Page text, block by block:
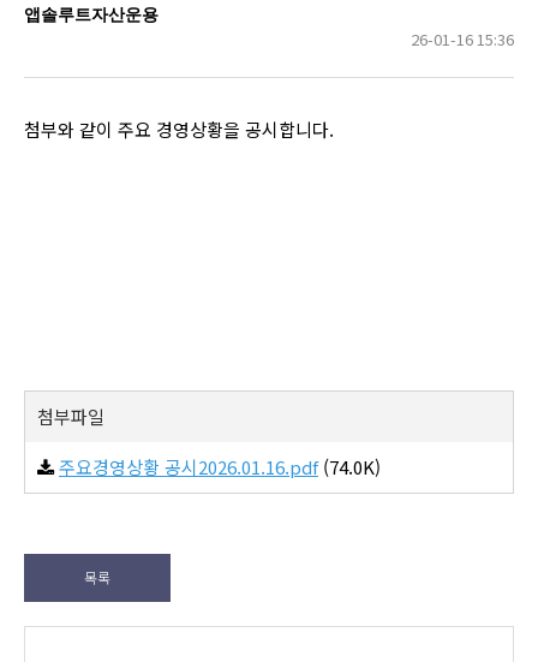
앱솔루트자산운용
26-01-16 15:36
첨부와 같이 주요 경영상황을 공시합니다.
첨부파일
주요경영상황 공시2026.01.16.pdf(74.0K)
목록